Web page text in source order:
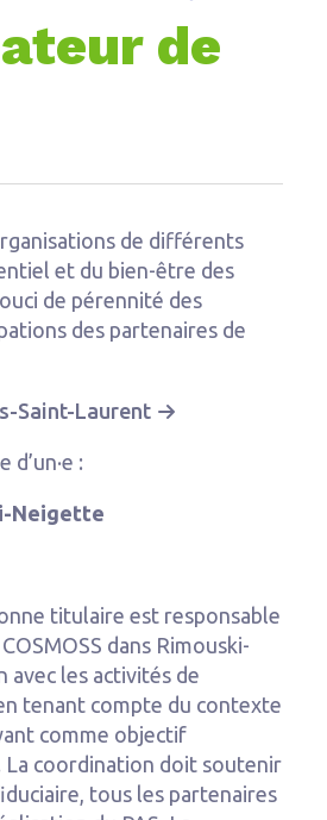
de
de différents
et du bien-être des
de pérennité des
des partenaires de
Saint-Laurent
:
Neigette
titulaire est responsable
dans Rimouski-
avec les activités de
tenant compte du contexte
comme objectif
La coordination doit soutenir
tous les partenaires